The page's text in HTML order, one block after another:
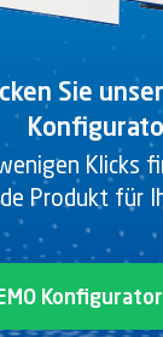
FÜR
2437828
Produkt
Sie
Klicks
Produkt für